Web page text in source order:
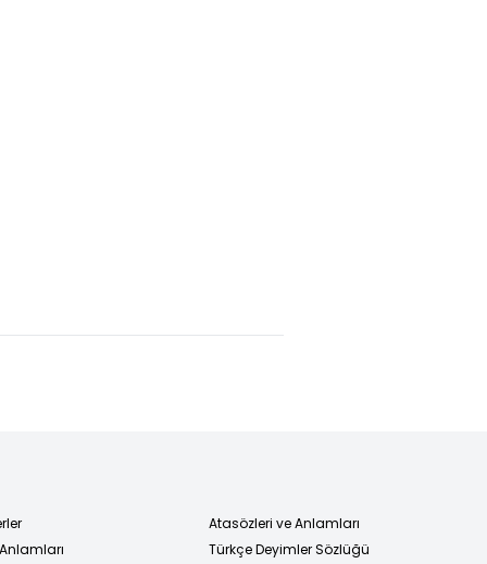
Atasözleri ve Anlamları
Türkçe Deyimler Sözlüğü